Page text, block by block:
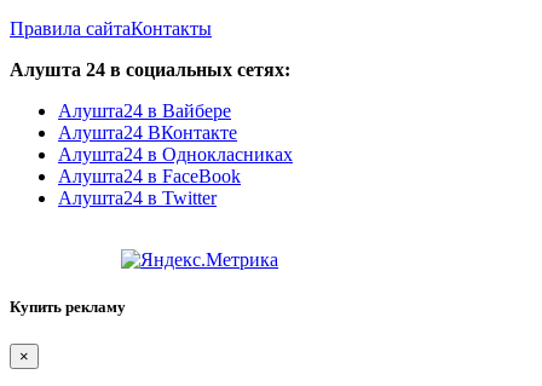
Правила сайтаКонтакты
Алушта 24 в социальных сетях:
Алушта24 в Вайбере
Алушта24 ВКонтакте
Алушта24 в Однокласниках
Алушта24 в FaceBook
Алушта24 в Twitter
Купить рекламу
×